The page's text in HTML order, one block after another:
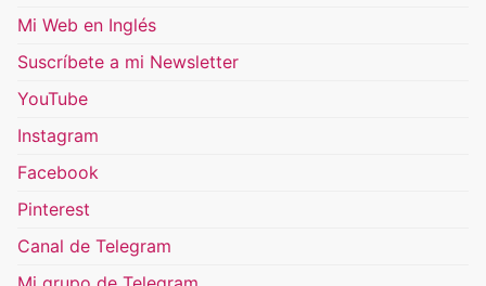
Mi Web en Inglés
Suscríbete a mi Newsletter
YouTube
Instagram
Facebook
Pinterest
Canal de Telegram